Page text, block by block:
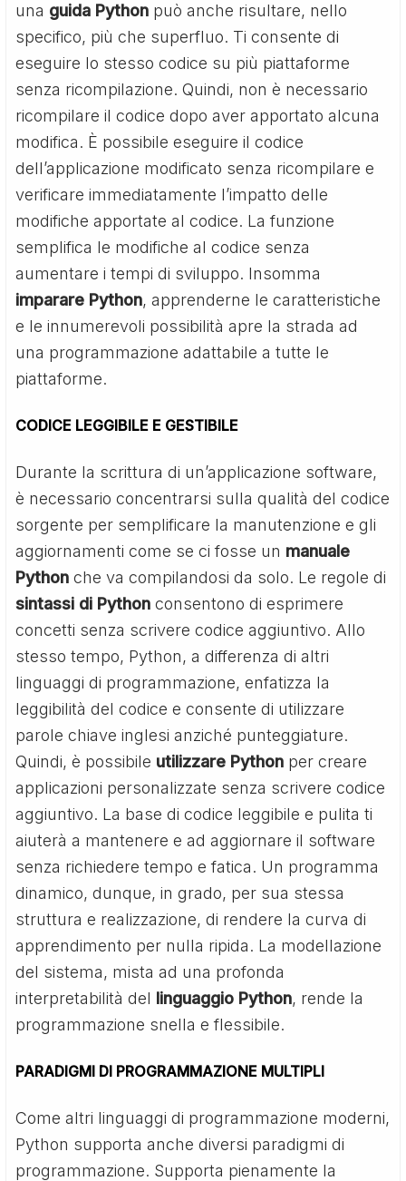
una guida Python può anche risultare, nello
specifico, più che superfluo. Ti consente di
eseguire lo stesso codice su più piattaforme
senza ricompilazione. Quindi, non è necessario
ricompilare il codice dopo aver apportato alcuna
modifica. È possibile eseguire il codice
dell’applicazione modificato senza ricompilare e
verificare immediatamente l’impatto delle
modifiche apportate al codice. La funzione
semplifica le modifiche al codice senza
aumentare i tempi di sviluppo. Insomma
imparare Python, apprenderne le caratteristiche
e le innumerevoli possibilità apre la strada ad
una programmazione adattabile a tutte le
piattaforme.
CODICE LEGGIBILE E GESTIBILE
Durante la scrittura di un’applicazione software,
è necessario concentrarsi sulla qualità del codice
sorgente per semplificare la manutenzione e gli
aggiornamenti come se ci fosse un manuale
Pythonche va compilandosi da solo. Le regole di
sintassi di Python consentono di esprimere
concetti senza scrivere codice aggiuntivo. Allo
stesso tempo, Python, a differenza di altri
linguaggi di programmazione, enfatizza la
leggibilità del codice e consente di utilizzare
parole chiave inglesi anziché punteggiature.
Quindi, è possibile utilizzare Python per creare
applicazioni personalizzate senza scrivere codice
aggiuntivo. La base di codice leggibile e pulita ti
aiuterà a mantenere e ad aggiornare il software
senza richiedere tempo e fatica. Un programma
dinamico, dunque, in grado, per sua stessa
struttura e realizzazione, di rendere la curva di
apprendimento per nulla ripida. La modellazione
del sistema, mista ad una profonda
interpretabilità del linguaggio Python, rende la
programmazione snella e flessibile.
PARADIGMI DI PROGRAMMAZIONE MULTIPLI
Come altri linguaggi di programmazione moderni,
Python supporta anche diversi paradigmi di
programmazione. Supporta pienamente la